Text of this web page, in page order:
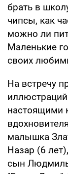
брать в
чипсы, как
можно ли
Маленькие
своих
На встречу
настоящими
малышка
Назар (6
сын